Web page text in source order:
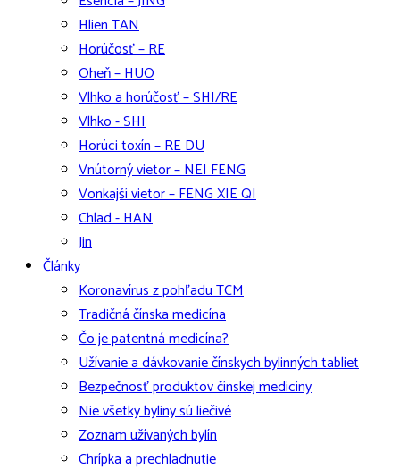
Hlien TAN
Horúčosť – RE
Oheň – HUO
Vlhko a horúčosť – SHI/RE
Vlhko - SHI
Horúci toxín – RE DU
Vnútorný vietor – NEI FENG
Vonkajší vietor – FENG XIE QI
Chlad - HAN
Jin
Články
Koronavírus z pohľadu TCM
Tradičná čínska medicína
Čo je patentná medicína?
Užívanie a dávkovanie čínskych bylinných tabliet
Bezpečnosť produktov čínskej medicíny
Nie všetky byliny sú liečivé
Zoznam užívaných bylín
Chrípka a prechladnutie